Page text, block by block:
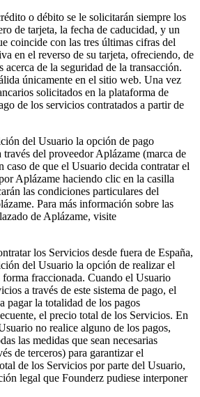
o débito se le solicitarán siempre los
de tarjeta, la fecha de caducidad, y un
coincide con las tres últimas cifras del
en el reverso de su tarjeta, ofreciendo, de
acerca de la seguridad de la transacción.
únicamente en el sitio web. Una vez
solicitados en la plataforma de
de los servicios contratados a partir de
del Usuario la opción de pago
través del proveedor Aplázame (marca de
de que el Usuario decida contratar el
Aplázame haciendo clic en la casilla
las condiciones particulares del
Para más información sobre las
de Aplázame, visite
los Servicios desde fuera de España,
del Usuario la opción de realizar el
fraccionada. Cuando el Usuario
a través de este sistema de pago, el
pagar la totalidad de los pagos
el precio total de los Servicios. En
no realice alguno de los pagos,
las medidas que sean necesarias
de terceros) para garantizar el
de los Servicios por parte del Usuario,
legal que Founderz pudiese interponer